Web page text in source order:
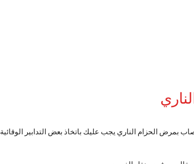
الحزام الناري يجب عليك باتخاذ بعض التدابير الوقائية